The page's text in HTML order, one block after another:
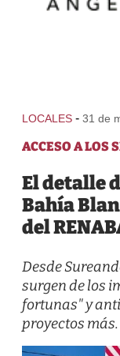
LOCALES - 31 de
ACCESO A LOS
El detalle
Bahía
del
Desde
surgen de los
fortunas" y
proyectos más.